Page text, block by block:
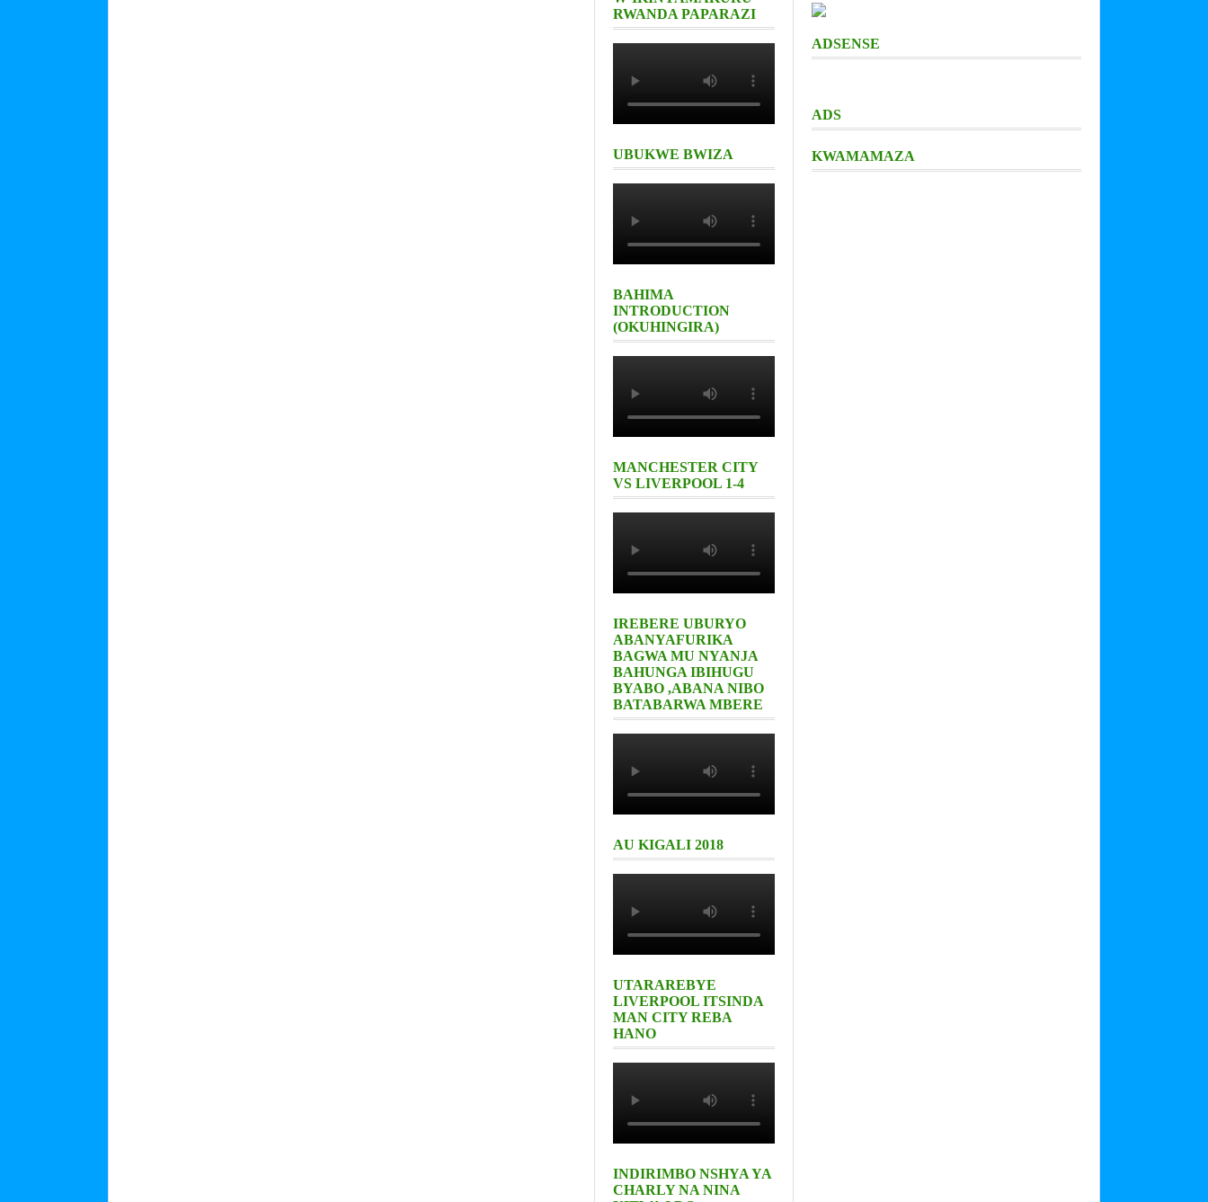
RWANDA PAPARAZI
UBUKWE BWIZA
BAHIMA
INTRODUCTION
(OKUHINGIRA)
MANCHESTER CITY
VS LIVERPOOL 1-4
IREBERE UBURYO
ABANYAFURIKA
BAGWA MU NYANJA
BAHUNGA IBIHUGU
BYABO ,ABANA NIBO
BATABARWA MBERE
AU KIGALI 2018
UTARAREBYE
LIVERPOOL ITSINDA
MAN CITY REBA
HANO
INDIRIMBO NSHYA YA
CHARLY NA NINA
ADSENSE
ADS
KWAMAMAZA